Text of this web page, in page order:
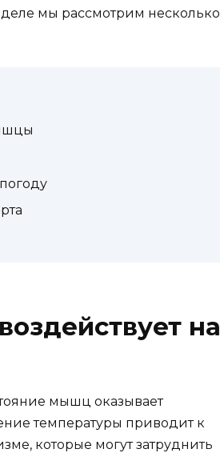
мы рассмотрим несколько
на
мышц оказывает
температуры приводит к
которые могут затруднить